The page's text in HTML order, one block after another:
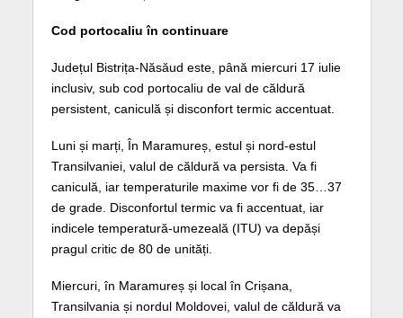
Cod portocaliu în continuare
Județul Bistrița-Năsăud este, până miercuri 17 iulie
inclusiv, sub cod portocaliu de val de căldură
persistent, caniculă și disconfort termic accentuat.
Luni și marți, În Maramureș, estul și nord-estul
Transilvaniei, valul de căldură va persista. Va fi
caniculă, iar temperaturile maxime vor fi de 35…37
de grade. Disconfortul termic va fi accentuat, iar
indicele temperatură-umezeală (ITU) va depăși
pragul critic de 80 de unități.
Miercuri, în Maramureș și local în Crișana,
Transilvania și nordul Moldovei, valul de căldură va